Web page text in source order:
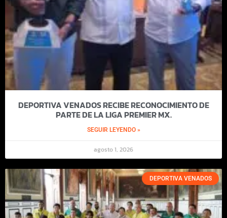
DEPORTIVA VENADOS RECIBE RECONOCIMIENTO DE
PARTE DE LA LIGA PREMIER MX.
SEGUIR LEYENDO »
agosto 1, 2026
DEPORTIVA VENADOS